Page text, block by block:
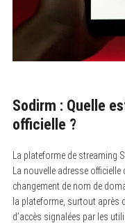
Sodirm : Quelle
officielle ?
La plateforme de streaming
La nouvelle adresse
changement de nom de
la plateforme, surtout après
d’accès signalées par les